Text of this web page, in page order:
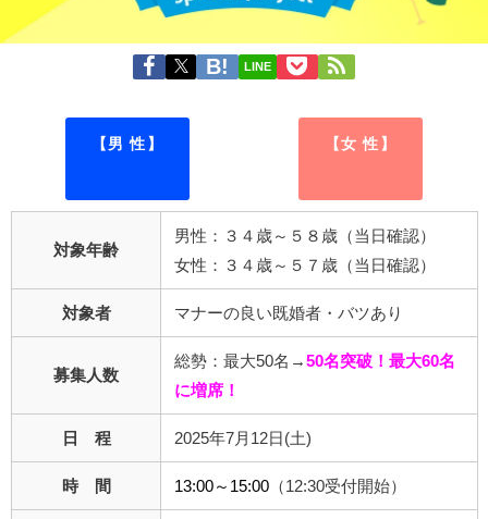
LINE
【男 性】 【女 性】
対象年齢
男性：３４歳～５８歳（当日確認）
女性：３４歳～５７歳（当日確認）
対象者 マナーの良い既婚者・バツあり
募集人数
総勢：最大50名→ 50名突破！ 最大60名
に増席！
日 程 2025年7月12日(土)
時 間 13:00～15:00 （12:30受付開始）